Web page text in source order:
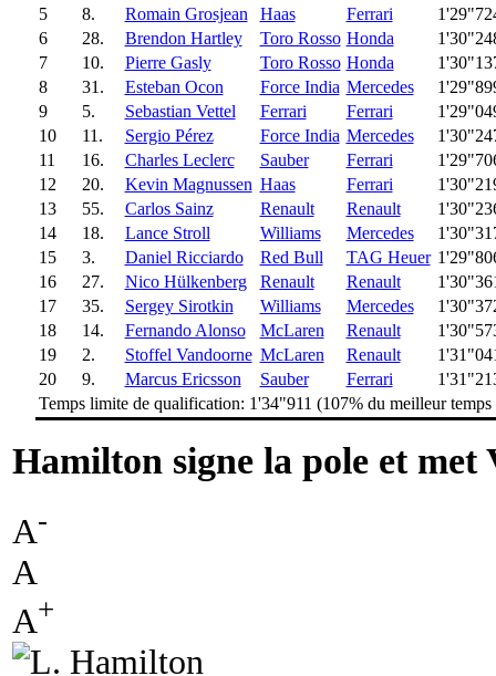
5
8. Romain Grosjean Haas Ferrari
6
28. Brendon Hartley Toro Rosso Honda
7
10. Pierre Gasly Toro Rosso Honda
8
31. Esteban Ocon Force India Mercedes
9
5. Sebastian Vettel Ferrari Ferrari
10
11. Sergio Pérez Force India Mercedes
11
16. Charles Leclerc Sauber Ferrari
12
20. Kevin Magnussen Haas Ferrari
13
55. Carlos Sainz Renault Renault
14
18. Lance Stroll Williams Mercedes
15
3. Daniel Ricciardo Red Bull TAG Heuer
16
27. Nico Hülkenberg Renault Renault
17
35. Sergey Sirotkin Williams Mercedes
18
14. Fernando Alonso McLaren Renault
19
2. Stoffel Vandoorne McLaren Renault
20
9. Marcus Ericsson Sauber Ferrari
Temps limite de qualification: 1'34"911 (107% du meilleur temps
Hamilton signe la pole et met
A-
A
A+